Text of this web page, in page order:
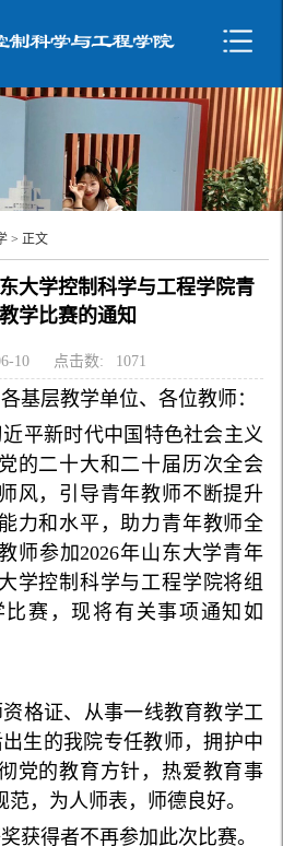
> 正文
大学控制科学与工程学院青
学比赛的通知
10 点击数: 1071
基层教学单位、各位教师：
平新时代中国特色社会主义
的二十大和二十届历次全会
风，引导青年教师不断提升
力和水平，助力青年教师全
师参加2026年山东大学青年
学控制科学与工程学院将组
赛，现将有关事项通知如
格证、从事一线教育教学工
生的我院专任教师，拥护中
党的教育方针，热爱教育事
，为人师表，师德良好。
获得者不再参加此次比赛。